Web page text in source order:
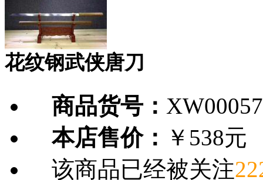
花纹钢武侠唐刀
商品货号：
本店售价： ￥538元
该商品已经被关注